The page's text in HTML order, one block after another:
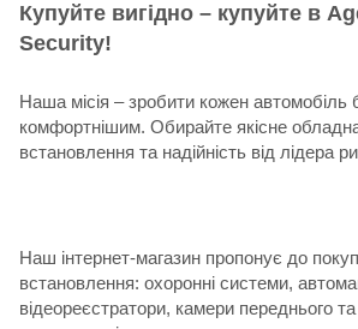
Купуйте вигідно – купуйте в
Security!
Наша місія – зробити кожен автомобіль
комфортнішим. Обирайте якісне
встановлення та надійність від лідера
Наш інтернет-магазин пропонує до
встановлення: охоронні системи,
відеореєстратори, камери переднього